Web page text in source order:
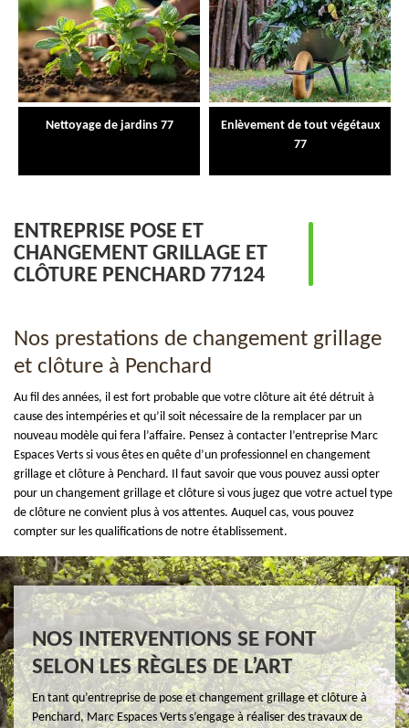
Nettoyage de jardins 77
Enlèvement de tout végétaux
77
ENTREPRISE POSE ET
CHANGEMENT GRILLAGE ET
CLÔTURE PENCHARD 77124
Nos prestations de changement grillage
et clôture à Penchard
Au fil des années, il est fort probable que votre clôture ait été détruit à
cause des intempéries et qu’il soit nécessaire de la remplacer par un
nouveau modèle qui fera l’affaire. Pensez à contacter l’entreprise Marc
Espaces Verts si vous êtes en quête d’un professionnel en changement
grillage et clôture à Penchard. Il faut savoir que vous pouvez aussi opter
pour un changement grillage et clôture si vous jugez que votre actuel type
de clôture ne convient plus à vos attentes. Auquel cas, vous pouvez
compter sur les qualifications de notre établissement.
NOS INTERVENTIONS SE FONT
SELON LES RÈGLES DE L’ART
En tant qu’entreprise de pose et changement grillage et clôture à
Penchard, Marc Espaces Verts s’engage à réaliser des travaux de